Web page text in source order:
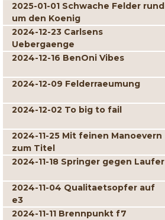
2025-01-01 Schwache Felder rund
um den Koenig
2024-12-23 Carlsens
Uebergaenge
2024-12-16 BenOni Vibes
2024-12-09 Felderraeumung
2024-12-02 To big to fail
2024-11-25 Mit feinen Manoevern
zum Titel
2024-11-18 Springer gegen Laufer
2024-11-04 Qualitaetsopfer auf
e3
2024-11-11 Brennpunkt f7